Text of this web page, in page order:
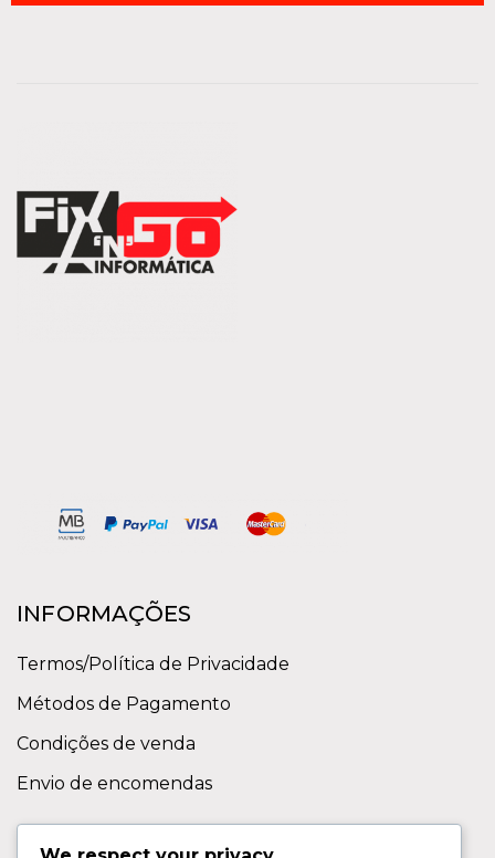
INFORMAÇÕES
Termos/Política de Privacidade
Métodos de Pagamento
Condições de venda
Envio de encomendas